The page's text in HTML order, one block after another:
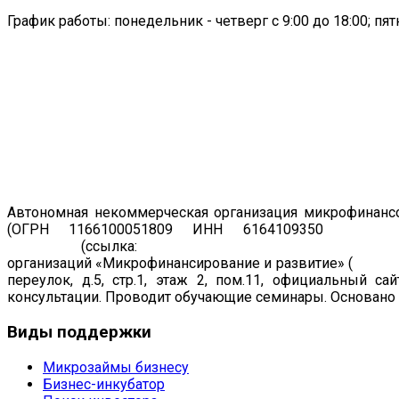
График работы: понедельник - четверг с 9:00 до 18:00;
Автономная некоммерческая организация
(ОГРН 1166100051809 ИНН 6164109350
(ссылка:
организаций «Микрофинансирование и развитие» (рег.
переулок, д.5, стр.1, этаж 2, пом.11, официальный
консультации. Проводит обучающие семинары. Основано
Виды поддержки
Микрозаймы бизнесу
Бизнес-инкубатор